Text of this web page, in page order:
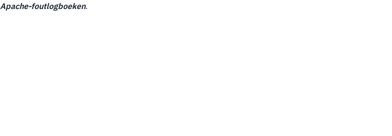
Apache-foutlogboeken.